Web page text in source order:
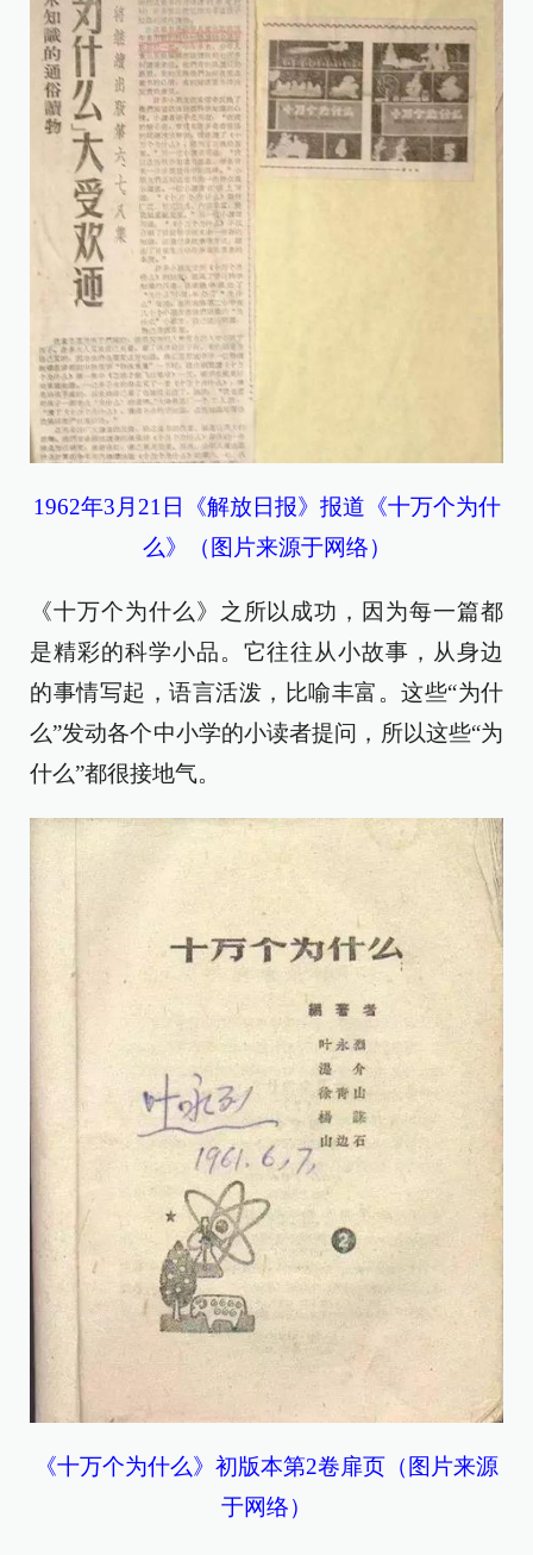
1962年3月21日《解放日报》报道《十万个为什
么》（图片来源于网络）
《十万个为什么》之所以成功，因为每一篇都
是精彩的科学小品。它往往从小故事，从身边
的事情写起，语言活泼，比喻丰富。这些“为什
么”发动各个中小学的小读者提问，所以这些“为
什么”都很接地气。
《十万个为什么》初版本第2卷扉页（图片来源
于网络）